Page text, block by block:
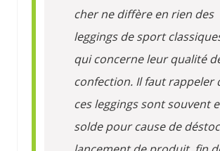
cher ne diffère en rien des
leggings de sport
qui concerne leur qualité
confection. Il faut rappeler
ces leggings sont souvent
solde pour cause de